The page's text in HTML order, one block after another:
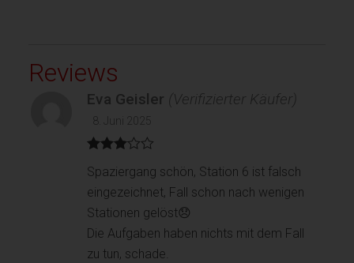
Reviews
mit3
von 5
Eva Geisler (Verifizierter Käufer)
8. Juni 2025
Spaziergang schön, Station 6 ist falsch
eingezeichnet, Fall schon nach wenigen
Stationen gelöst😞
Die Aufgaben haben nichts mit dem Fall
zu tun, schade.